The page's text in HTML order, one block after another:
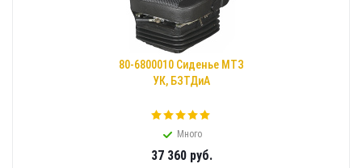
80-6800010 Сиденье МТЗ
УК, БЗТДиА
Много
37 360руб.